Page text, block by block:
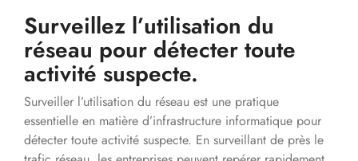
Surveillez l’utilisation du
réseau pour détecter toute
activité suspecte.
Surveiller l’utilisation du réseau est une pratique
essentielle en matière d’infrastructure informatique pour
détecter toute activité suspecte. En surveillant de près le